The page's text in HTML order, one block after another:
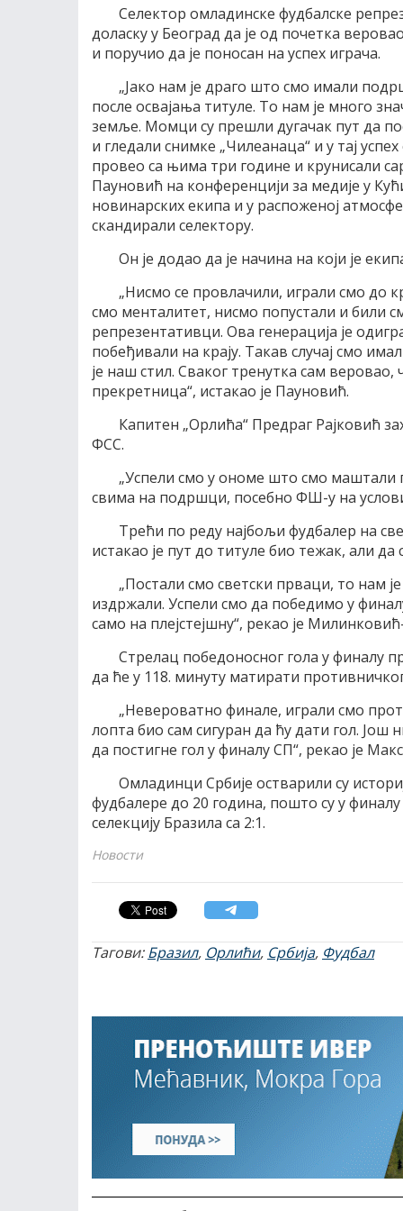
Селектор омладинске фудбалске
доласку у Београд да је од почетка
и поручио да је поносан на успех играча.
„Јако нам је драго што смо имали
после освајања титуле. То нам је много
земље. Момци су прешли дугачак пут да
и гледали снимке „Чилеанаца“ и у тај
провео са њима три године и крунисали
Пауновић на конференцији за медије у
новинарских екипа и у распоженој
скандирали селектору.
Он је додао да је начина на који је
„Нисмо се провлачили, играли смо до
смо менталитет, нисмо попустали и били
репрезентативци. Ова генерација је
побеђивали на крају. Такав случај смо
је наш стил. Сваког тренутка сам
прекретница“, истакао је Пауновић.
Капитен „Орлића“ Предраг Рајковић
ФСС.
„Успели смо у ономе што смо маштали
свима на подршци, посебно ФШ-у на
Трећи по реду најбољи фудбалер на
истакао је пут до титуле био тежак, али да
„Постали смо светски прваци, то нам
издржали. Успели смо да победимо у
само на плејстејшну“, рекао је
Стрелац победоносног гола у финалу
да ће у 118. минуту матирати
„Невероватно финале, играли смо
лопта био сам сигуран да ћу дати гол. Још
да постигне гол у финалу СП“, рекао је
Омладинци Србије остварили су
фудбалере до 20 година, пошто су у
селекцију Бразила са 2:1.
Новости
Тагови:Бразил, Орлићи, Србија, Фудбал